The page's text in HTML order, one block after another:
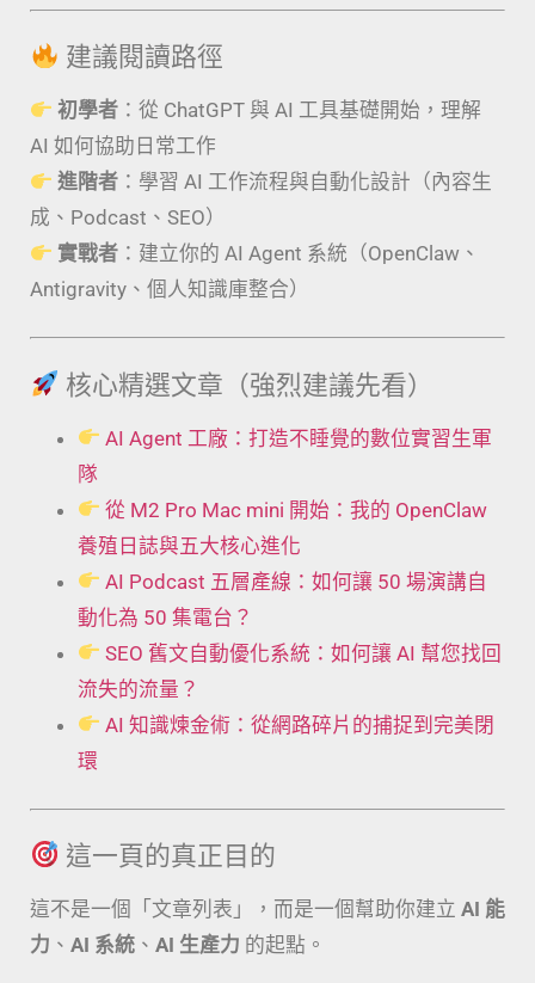
建議閱讀路徑
初學者 ：從 ChatGPT 與 AI 工具基礎開始，理解
AI 如何協助日常工作
進階者 ：學習 AI 工作流程與自動化設計（內容生
成、Podcast、SEO）
實戰者 ：建立你的 AI Agent 系統（OpenClaw、
Antigravity、個人知識庫整合）
核心精選文章（強烈建議先看）
AI Agent 工廠：打造不睡覺的數位實習生軍
隊
從 M2 Pro Mac mini 開始：我的 OpenClaw
養殖日誌與五大核心進化
AI Podcast 五層產線：如何讓 50 場演講自
動化為 50 集電台？
SEO 舊文自動優化系統：如何讓 AI 幫您找回
流失的流量？
AI 知識煉金術：從網路碎片的捕捉到完美閉
環
這一頁的真正目的
這不是一個「文章列表」，而是一個幫助你建立 AI 能
力 、 AI 系統 、 AI 生產力 的起點。